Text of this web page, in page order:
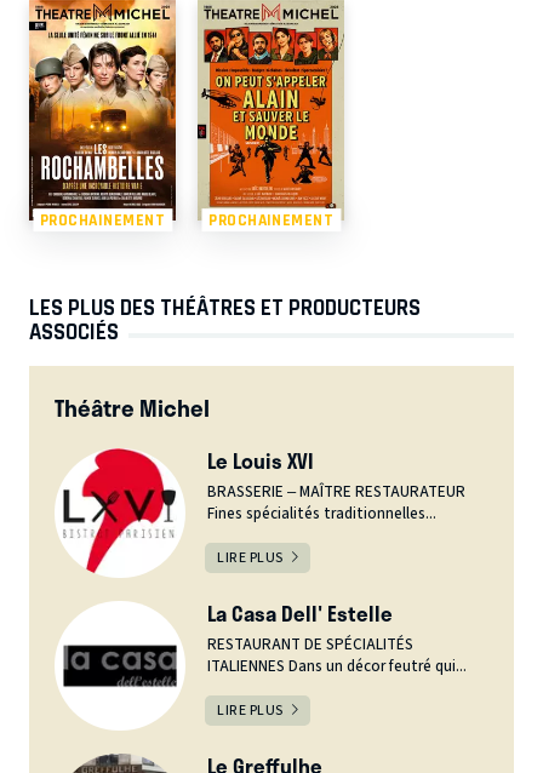
PROCHAINEMENT PROCHAINEMENT
LES PLUS DES THÉÂTRES ET PRODUCTEURS
ASSOCIÉS
Théâtre Michel
Le Louis XVI
BRASSERIE – MAÎTRE RESTAURATEUR
Fines spécialités traditionnelles...
LIRE PLUS
La Casa Dell' Estelle
RESTAURANT DE SPÉCIALITÉS
ITALIENNES Dans un décor feutré qui...
LIRE PLUS
Le Greffulhe